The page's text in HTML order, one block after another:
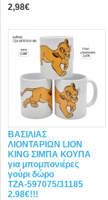
2,98€
ΒΑΣΙΛΙΑΣ
ΛΙΟΝΤΑΡΙΩΝ LION
KING ΣΙΜΠΑ ΚΟΥΠΑ
για μπομπονιέρες
γούρι δώρο
ΤΖΑ-597075/31185
2.98€!!!